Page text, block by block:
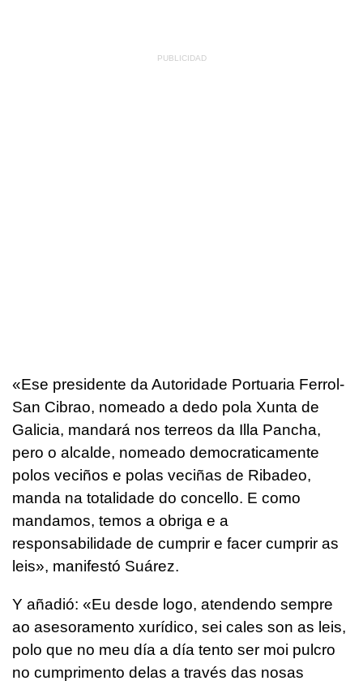
«Ese presidente da Autoridade Portuaria Ferrol-
San Cibrao, nomeado a dedo pola Xunta de
Galicia, mandará nos terreos da Illa Pancha,
pero o alcalde, nomeado democraticamente
polos veciños e polas veciñas de Ribadeo,
manda na totalidade do concello. E como
mandamos, temos a obriga e a
responsabilidade de cumprir e facer cumprir as
leis», manifestó Suárez.
Y añadió: «Eu desde logo, atendendo sempre
ao asesoramento xurídico, sei cales son as leis,
polo que no meu día a día tento ser moi pulcro
no cumprimento delas a través das nosas